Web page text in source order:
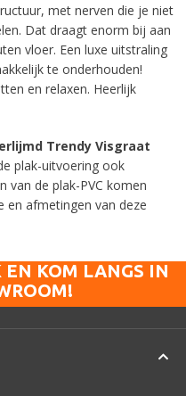
met nerven die je niet
Dat draagt enorm bij aan
vloer. Een luxe uitstraling
te onderhouden!
en relaxen. Heerlijk
Trendy Visgraat
plak-uitvoering ook
van de plak-PVC komen
en afmetingen van deze
KOM LANGS IN